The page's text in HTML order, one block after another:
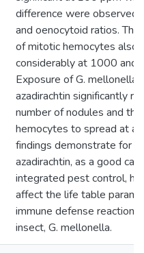
difference were observed
and oenocytoid ratios.
of mitotic hemocytes also
considerably at 1000 and
Exposure of G. mellonella
azadirachtin significantly
number of nodules and
hemocytes to spread at
findings demonstrate for
azadirachtin, as a good
integrated pest control,
affect the life table
immune defense
insect, G. mellonella.